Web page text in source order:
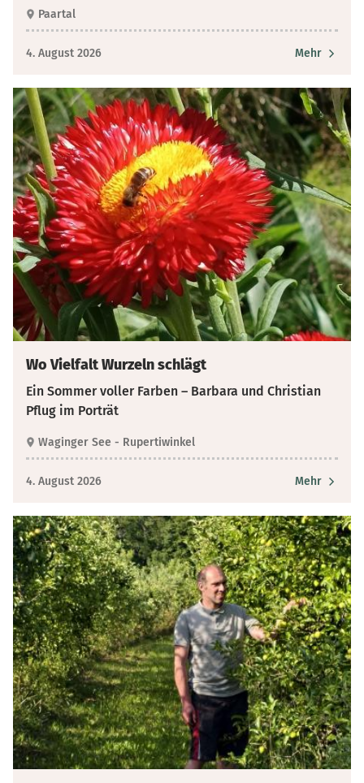
Paartal
4. August 2026 Mehr
Wo Vielfalt Wurzeln schlägt
Ein Sommer voller Farben – Barbara und Christian
Pflug im Porträt
Waginger See - Rupertiwinkel
4. August 2026 Mehr